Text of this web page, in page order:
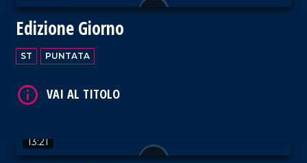
Edizione Giorno
ST PUNTATA
13:21
VAI AL TITOLO
VAI AL TITOLO